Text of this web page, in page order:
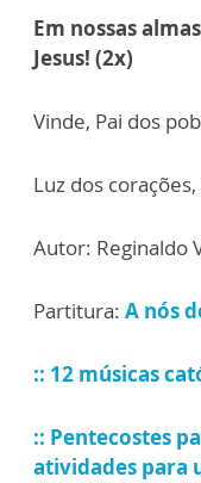
Em nossas
Jesus! (2x)
Vinde, Pai dos
Luz dos
Autor: Reginaldo
Partitura: A nós
:: 12 músicas
:: Pentecostes
atividades para